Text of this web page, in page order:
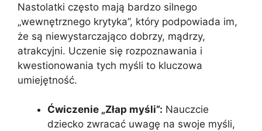
Nastolatki często mają bardzo silnego
„wewnętrznego krytyka”, który podpowiada im,
że są niewystarczająco dobrzy, mądrzy,
atrakcyjni. Uczenie się rozpoznawania i
kwestionowania tych myśli to kluczowa
umiejętność.
Ćwiczenie „Złap myśli”: Nauczcie
dziecko zwracać uwagę na swoje myśli,